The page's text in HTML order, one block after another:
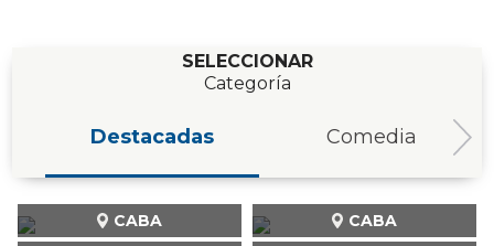
SELECCIONAR
Categoría
Destacadas Comedia
CABA
CABA